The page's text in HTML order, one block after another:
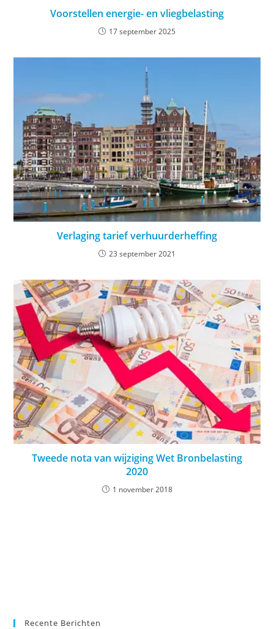
Voorstellen energie- en vliegbelasting
17 september 2025
Verlaging tarief verhuurderheffing
23 september 2021
Tweede nota van wijziging Wet Bronbelasting
2020
1 november 2018
Recente Berichten